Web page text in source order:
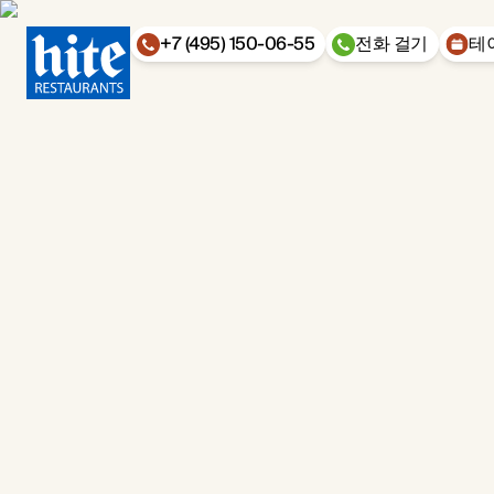
전화 걸기
+7 (495) 150-06-55 테